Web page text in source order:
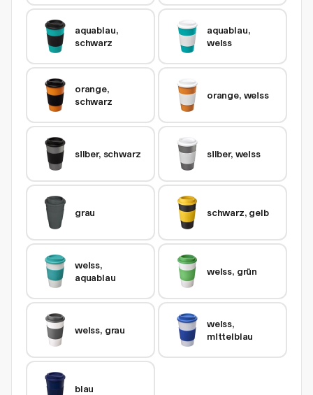
aquablau,
schwarz
aquablau,
weiss
orange,
schwarz
orange, weiss
silber, schwarz silber, weiss
grau schwarz, gelb
weiss,
aquablau
weiss, grün
weiss, grau
weiss,
mittelblau
blau